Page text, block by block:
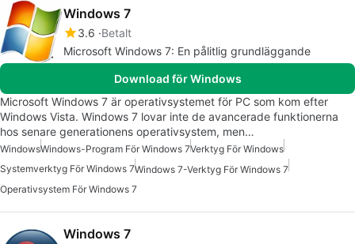
Windows 7
3.6 Betalt
Microsoft Windows 7: En pålitlig grundläggande
Download för Windows
Microsoft Windows 7 är operativsystemet för PC som kom efter
Windows Vista. Windows 7 lovar inte de avancerade funktionerna
hos senare generationens operativsystem, men…
WindowsWindows-Program För Windows 7Verktyg För Windows
Systemverktyg För Windows 7Windows 7-Verktyg För Windows 7
Operativsystem För Windows 7
Windows 7